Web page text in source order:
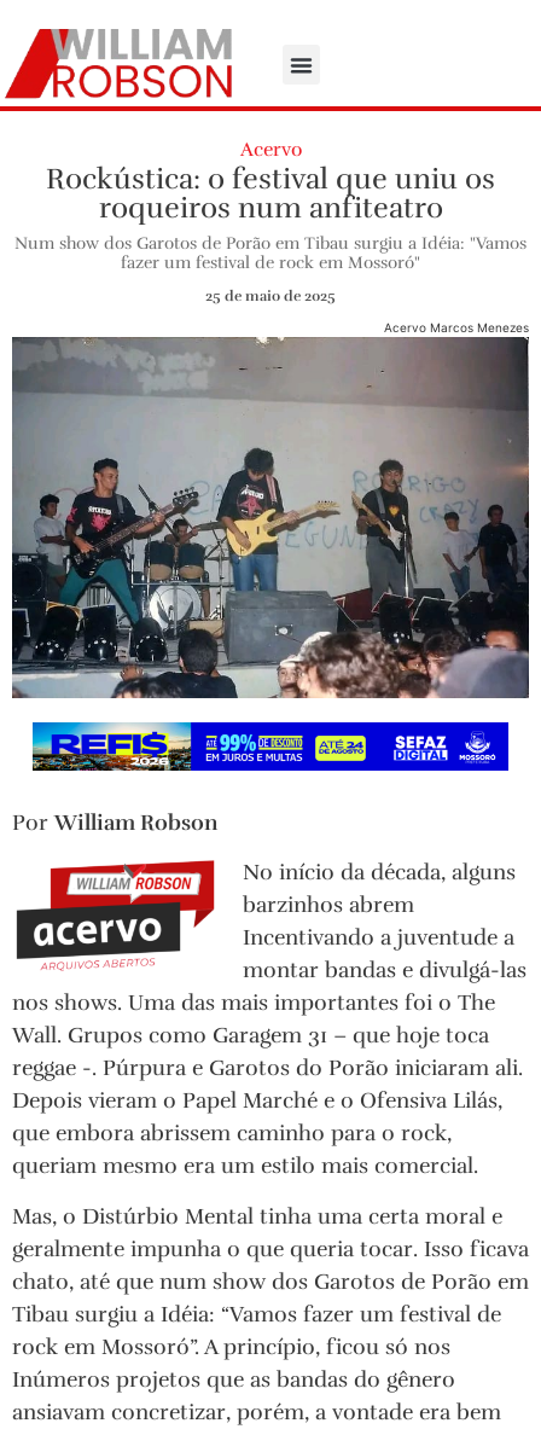
Acervo
Rockústica: o festival que uniu os
roqueiros num anfiteatro
Num show dos Garotos de Porão em Tibau surgiu a Idéia: "Vamos
fazer um festival de rock em Mossoró"
25 de maio de 2025
Acervo Marcos Menezes
PorWilliam Robson
No início da década, alguns
barzinhos abrem
Incentivando a juventude a
montar bandas e divulgá-las
nos shows. Uma das mais importantes foi o The
Wall. Grupos como Garagem 31 – que hoje toca
reggae -. Púrpura e Garotos do Porão iniciaram ali.
Depois vieram o Papel Marché e o Ofensiva Lilás,
que embora abrissem caminho para o rock,
queriam mesmo era um estilo mais comercial.
Mas, o Distúrbio Mental tinha uma certa moral e
geralmente impunha o que queria tocar. Isso ficava
chato, até que num show dos Garotos de Porão em
Tibau surgiu a Idéia: “Vamos fazer um festival de
rock em Mossoró”. A princípio, ficou só nos
Inúmeros projetos que as bandas do gênero
ansiavam concretizar, porém, a vontade era bem